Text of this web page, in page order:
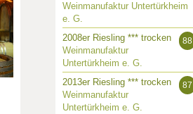
Weinmanufaktur Untertürkheim
e. G.
88
2008er Riesling *** trocken
Weinmanufaktur
Untertürkheim e. G.
87
2013er Riesling *** trocken
Weinmanufaktur
Untertürkheim e. G.